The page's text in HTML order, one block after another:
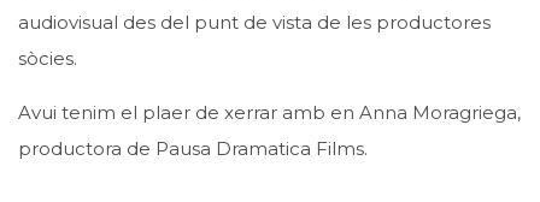
audiovisual des del punt de vista de les productores
sòcies.
Avui tenim el plaer de xerrar amb en Anna Moragriega,
productora de Pausa Dramatica Films.